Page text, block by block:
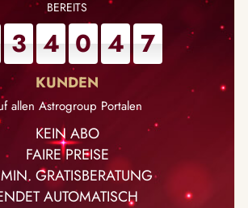
3 4 0 4 7
allen Astrogroup Portalen
KEIN ABO
FAIRE PREISE
GRATISBERATUNG
AUTOMATISCH